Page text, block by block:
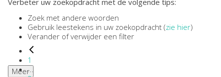
Verbeter uw zoekopdracht met de volgende tips:
Zoek met andere woorden
Gebruik leestekens in uw zoekopdracht (zie hier)
Verander of verwijder een filter
1
...
Meer